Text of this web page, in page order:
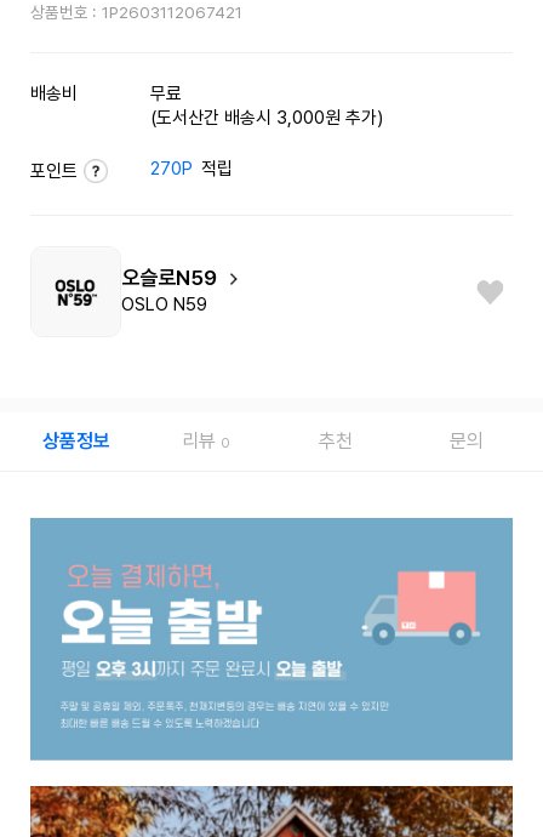
상품번호 : 1P2603112067421
배송비
무료
(도서산간 배송시 3,000원 추가)
포인트 270P 적립
오슬로N59
OSLO N59
상품정보 리뷰 0 추천 문의